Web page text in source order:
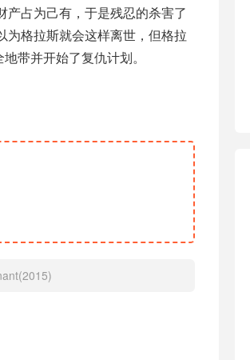
产占为己有，于是残忍的杀害了
为格拉斯就会这样离世，但格拉
带并开始了复仇计划。